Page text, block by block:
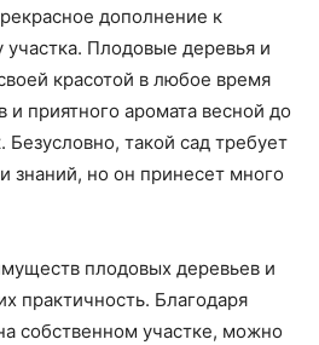
дополнение к
Плодовые деревья и
красотой в любое время
и приятного аромата весной до
Безусловно, такой сад требует
знаний, но он принесет много
плодовых деревьев и
практичность. Благодаря
собственном участке, можно